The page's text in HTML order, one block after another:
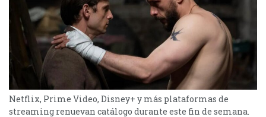
Netflix, Prime Video, Disney+ y más plataformas de
streaming renuevan catálogo durante este fin de semana.